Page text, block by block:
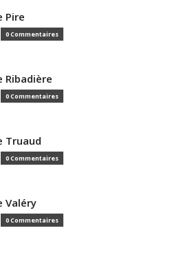
Pire
0 Commentaires
Ribadière
0 Commentaires
Truaud
0 Commentaires
Valéry
0 Commentaires